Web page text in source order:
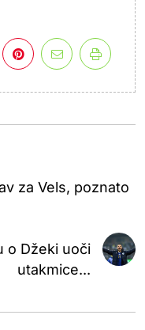
za Vels, poznato
o Džeki uoči
utakmice...